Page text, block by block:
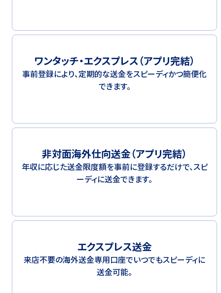
ワンタッチ・エクスプレス（アプリ完結）
事前登録により、定期的な送金をスピーディかつ簡便化
できます。
非対面海外仕向送金（アプリ完結）
年収に応じた送金限度額を事前に登録するだけで、スピ
ーディに送金できます。
エクスプレス送金
来店不要の海外送金専用口座でいつでもスピーディに
送金可能。